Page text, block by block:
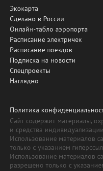
Экокарта
Сделано в России
Онлайн-табло аэропорта
Расписание электричек
Расписание поездов
Подписка на новости
Спецпроекты
Наглядно
Политика
Сайт содержит материалы,
и средства
Использование материалов
только с указанием
Использование материалов
разрешено только с